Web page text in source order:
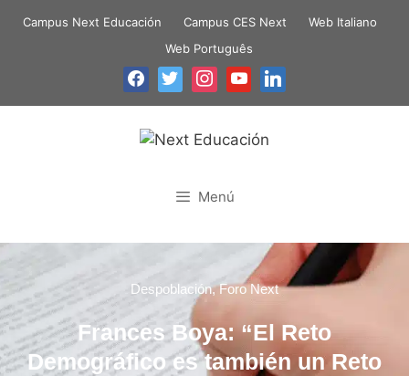
Campus Next Educación Campus CES Next
Web Italiano
Web Português
Menú
Despoblación,Foro Next
Frances Boya: “El Reto
Demográfico es también un Reto